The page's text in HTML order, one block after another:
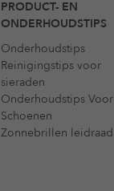
PRODUCT- EN
ONDERHOUDSTIPS
Onderhoudstips
Reinigingstips voor
sieraden
Onderhoudstips Voor
Schoenen
Zonnebrillen leidraad